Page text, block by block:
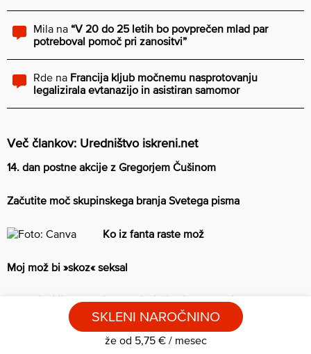
Mila na “V 20 do 25 letih bo povprečen mlad par
potreboval pomoč pri zanositvi”
Rde na Francija kljub močnemu nasprotovanju
legalizirala evtanazijo in asistiran samomor
Več člankov: Uredništvo iskreni.net
14. dan postne akcije z Gregorjem Čušinom
Začutite moč skupinskega branja Svetega pisma
Ko iz fanta raste mož
Moj mož bi »skoz« seksal
7 stvari, ki jih počnejo otroci, ki nimajo pametnih telefonov
SKLENI NAROČNINO
že od 5,75 € / mesec